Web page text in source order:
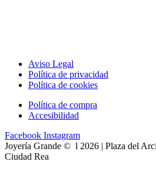
Aviso Legal
Política de privacidad
Política de cookies
Política de compra
Accesibilidad
Facebook Instagram
Joyería Grande © l 2026 | Plaza del
Ciudad Rea